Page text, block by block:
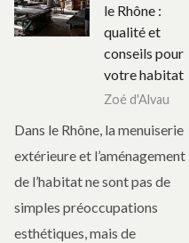
le Rhône :
qualité et
conseils pour
votre habitat
Zoé d'Alvau
Dans le Rhône, la menuiserie
extérieure et l’aménagement
de l’habitat ne sont pas de
simples préoccupations
esthétiques, mais de